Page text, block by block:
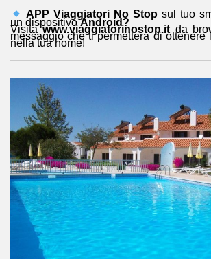
APP Viaggiatori No Stopsul tuo
un dispositivoAndroid?
Visitawww.viaggiatorinostop.it da
messaggio che ti permetterà di ottenere
nella tua home!